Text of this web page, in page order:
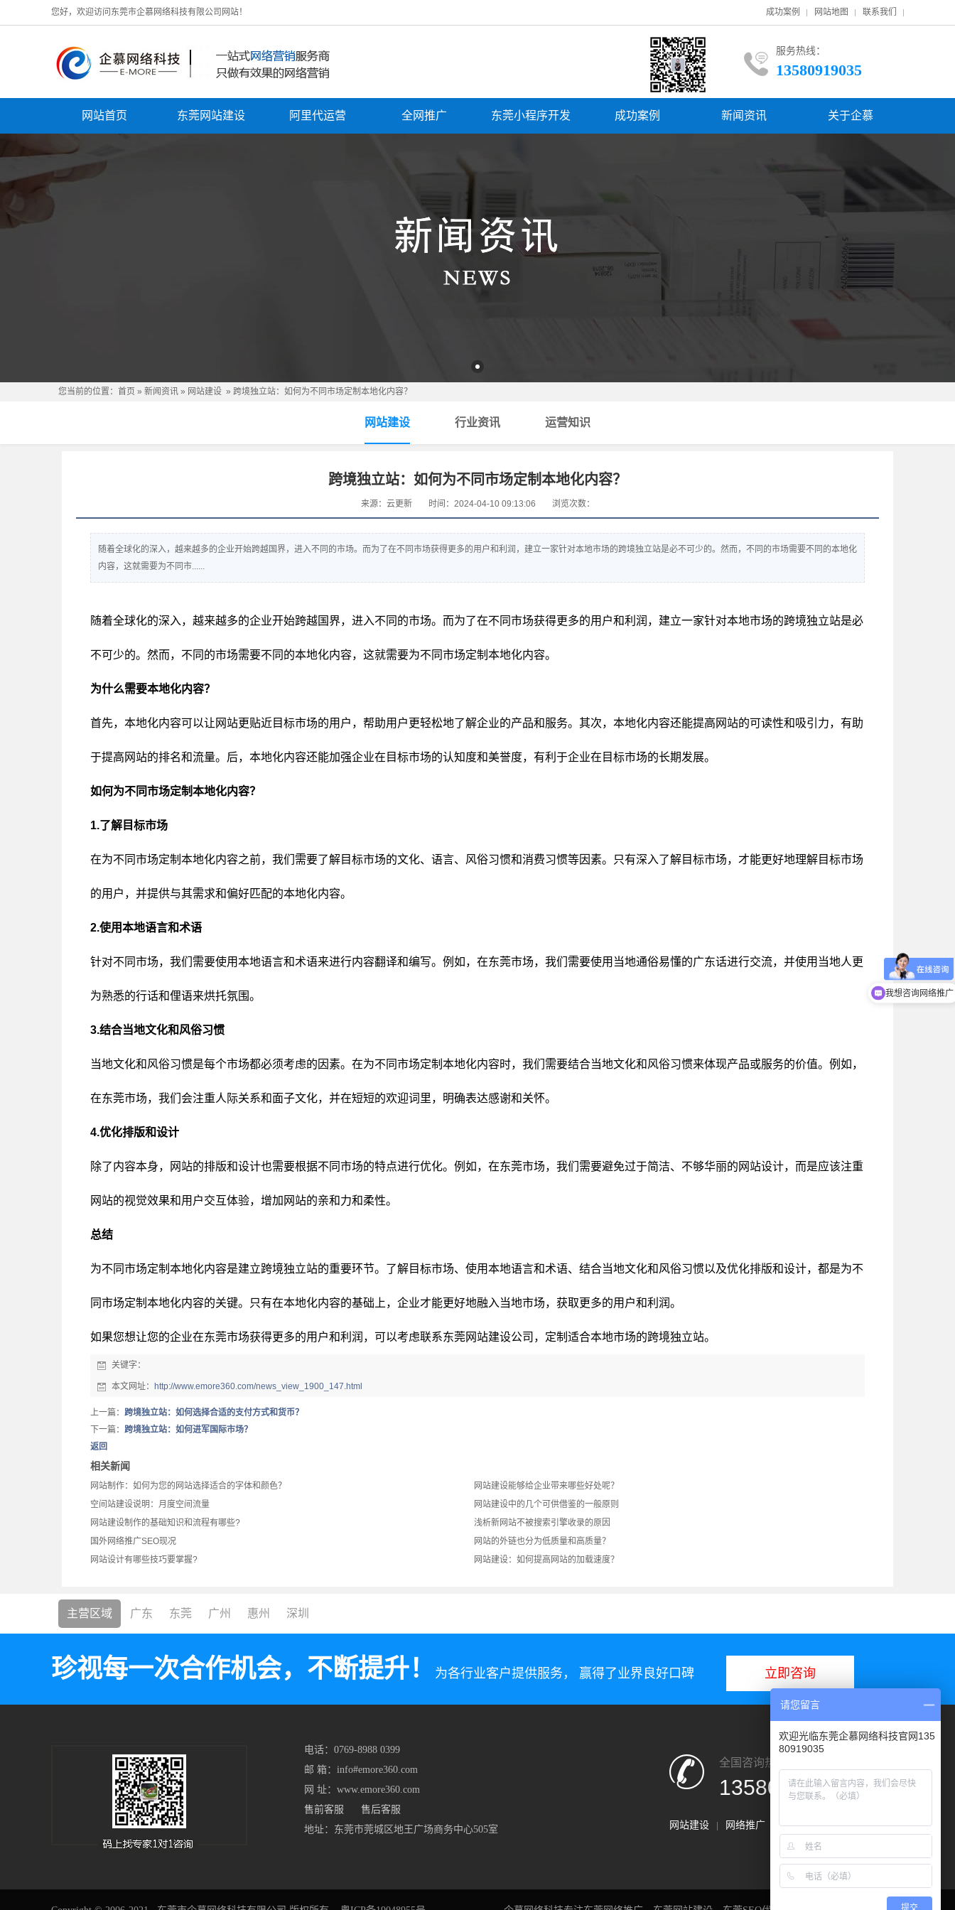
您好，欢迎访问东莞市企慕网络科技有限公司网站！ 联系我们
网站地图
成功案例
服务热线：
13580919035
网站首页 东莞网站建设 阿里代运营 全网推广 东莞小程序开发 成功案例 新闻资讯 关于企慕
您当前的位置： 首页 » 新闻资讯 » 网站建设 » 跨境独立站：如何为不同市场定制本地化内容？
网站建设 行业资讯 运营知识
跨境独立站：如何为不同市场定制本地化内容？
来源：云更新 时间：2024-04-10 09:13:06 浏览次数：
随着全球化的深入，越来越多的企业开始跨越国界，进入不同的市场。而为了在不同市场获得更多的用户和利润，建立一家针对本地市场的跨境独立站是必不可少的。然而，不同的市场需要不同的本地化
内容，这就需要为不同市......
随着全球化的深入，越来越多的企业开始跨越国界，进入不同的市场。而为了在不同市场获得更多的用户和利润，建立一家针对本地市场的跨境独立站是必
不可少的。然而，不同的市场需要不同的本地化内容，这就需要为不同市场定制本地化内容。
为什么需要本地化内容？
首先，本地化内容可以让网站更贴近目标市场的用户，帮助用户更轻松地了解企业的产品和服务。其次，本地化内容还能提高网站的可读性和吸引力，有助
于提高网站的排名和流量。后，本地化内容还能加强企业在目标市场的认知度和美誉度，有利于企业在目标市场的长期发展。
如何为不同市场定制本地化内容？
1.了解目标市场
在为不同市场定制本地化内容之前，我们需要了解目标市场的文化、语言、风俗习惯和消费习惯等因素。只有深入了解目标市场，才能更好地理解目标市场
的用户，并提供与其需求和偏好匹配的本地化内容。
2.使用本地语言和术语
针对不同市场，我们需要使用本地语言和术语来进行内容翻译和编写。例如，在东莞市场，我们需要使用当地通俗易懂的广东话进行交流，并使用当地人更
为熟悉的行话和俚语来烘托氛围。
3.结合当地文化和风俗习惯
当地文化和风俗习惯是每个市场都必须考虑的因素。在为不同市场定制本地化内容时，我们需要结合当地文化和风俗习惯来体现产品或服务的价值。例如，
在东莞市场，我们会注重人际关系和面子文化，并在短短的欢迎词里，明确表达感谢和关怀。
4.优化排版和设计
除了内容本身，网站的排版和设计也需要根据不同市场的特点进行优化。例如，在东莞市场，我们需要避免过于简洁、不够华丽的网站设计，而是应该注重
网站的视觉效果和用户交互体验，增加网站的亲和力和柔性。
总结
为不同市场定制本地化内容是建立跨境独立站的重要环节。了解目标市场、使用本地语言和术语、结合当地文化和风俗习惯以及优化排版和设计，都是为不
同市场定制本地化内容的关键。只有在本地化内容的基础上，企业才能更好地融入当地市场，获取更多的用户和利润。
如果您想让您的企业在东莞市场获得更多的用户和利润，可以考虑联系东莞网站建设公司，定制适合本地市场的跨境独立站。
关键字：
本文网址： http://www.emore360.com/news_view_1900_147.html
上一篇： 跨境独立站：如何选择合适的支付方式和货币？
下一篇： 跨境独立站：如何进军国际市场？
返回
相关新闻
网站制作：如何为您的网站选择适合的字体和颜色？
网站建设能够给企业带来哪些好处呢？
空间站建设说明：月度空间流量
网站建设中的几个可供借鉴的一般原则
网站建设制作的基础知识和流程有哪些?
浅析新网站不被搜索引擎收录的原因
国外网络推广SEO现况
网站的外链也分为低质量和高质量？
网站设计有哪些技巧要掌握?
网站建设：如何提高网站的加载速度？
主营区域 广东 东莞 广州 惠州 深圳
珍视每一次合作机会，不断提升！ 为各行业客户提供服务， 赢得了业界良好口碑 立即咨询
电话：0769-8988 0399
邮 箱：info#emore360.com
网 址：www.emore360.com
售前客服
售后客服
地址：东莞市莞城区地王广场商务中心505室
全国咨询热线：
13580919035
网站建设 网络推广 小程序开发
我想咨询网络推广
请您留言
欢迎光临东莞企慕网络科技官网135
80919035
提交